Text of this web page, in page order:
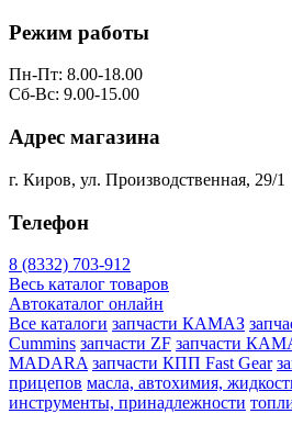
Режим работы
Пн-Пт: 8.00-18.00
Сб-Вс: 9.00-15.00
Адрес магазина
г. Киров, ул. Производственная, 29/1
Телефон
8 (8332) 703-912
Весь каталог товаров
Автокаталог онлайн
Все каталоги запчасти КАМАЗ
Cummins запчасти ZF запчасти
MADARA запчасти КПП Fast Gear
прицепов масла, автохимия,
инструменты, принадлежности